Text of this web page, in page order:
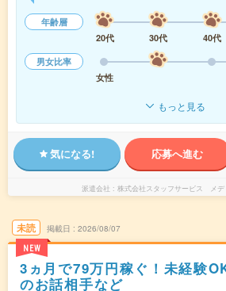
年齢層
20代
30代 40代
男女比率
女性
もっと見る
気になる! 応募へ進む
派遣会社 株式会社スタッフサービス メデ
未読
NEW
掲載日 2026/08/07
3ヵ月で79万円稼ぐ！未経験
のお話相手など